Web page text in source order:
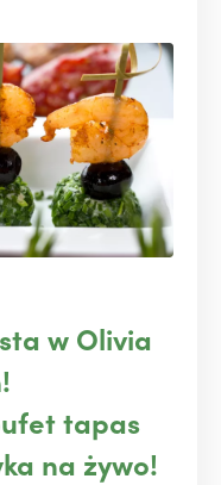
w Olivia
tapas
na żywo!